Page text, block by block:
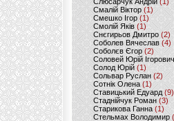
Смалій Віктор (1)
Смешко Ігор (1)
Смолій Яків (1)
Снєгирьов Дмитро (2)
Соболев Вячеслав (4)
Соболєв Єгор(2)
Соловей Юрій Ігорович
Солод Юрій (1)
Сольвар Руслан (2)
Сотнік Олена(1)
Ставицький Едуард (9)
Стаднійчук Роман(3)
Старикова Ганна (1)
Стельмах Володимир